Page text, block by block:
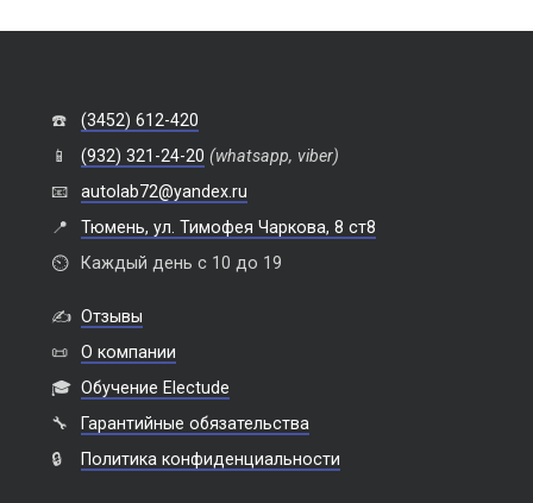
☎️
(3452) 612-420
📱
(932) 321-24-20 (whatsapp, viber)
📧
autolab72@yandex.ru
📍
Тюмень, ул. Тимофея Чаркова, 8 ст8
⏲️
Каждый день с 10 до 19
✍️ Отзывы
📜
О компании
🎓 Обучение Electude
🔧
Гарантийные обязательства
🔒
Политика конфиденциальности